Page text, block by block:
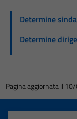
Determine
Determine
Pagina aggiornata il